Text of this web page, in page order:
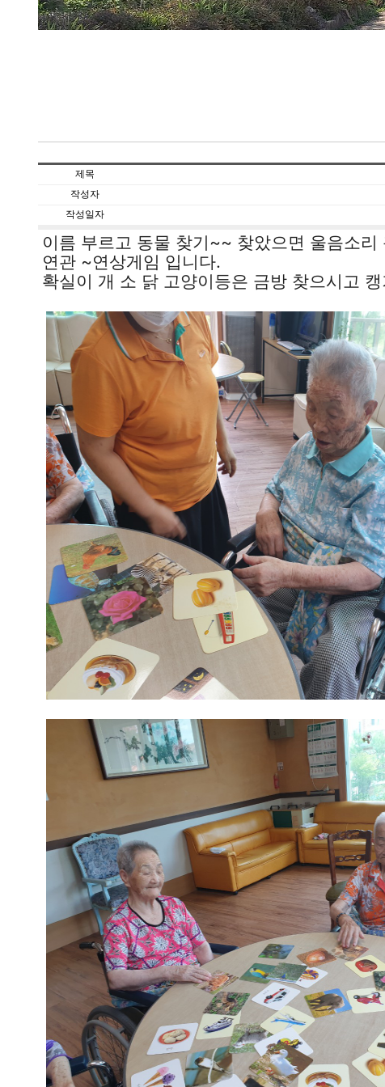
제목
작성자
작성일자
이름 부르고 동물 찾기~~ 찾았으면 울음소리
연관 ~연상게임 입니다.
확실이 개 소 닭 고양이등은 금방 찾으시고